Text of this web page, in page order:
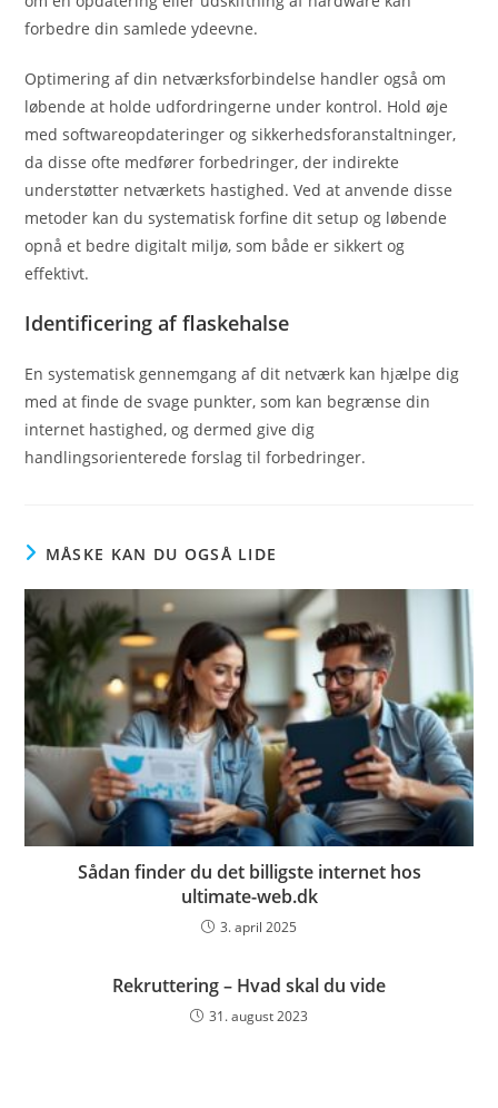
forbedre din samlede ydeevne.
Optimering af din netværksforbindelse handler også om
løbende at holde udfordringerne under kontrol. Hold øje
med softwareopdateringer og sikkerhedsforanstaltninger,
da disse ofte medfører forbedringer, der indirekte
understøtter netværkets hastighed. Ved at anvende disse
metoder kan du systematisk forfine dit setup og løbende
opnå et bedre digitalt miljø, som både er sikkert og
effektivt.
Identificering af flaskehalse
En systematisk gennemgang af dit netværk kan hjælpe dig
med at finde de svage punkter, som kan begrænse din
internet hastighed, og dermed give dig
handlingsorienterede forslag til forbedringer.
MÅSKE KAN DU OGSÅ LIDE
Sådan finder du det billigste internet hos
ultimate-web.dk
3. april 2025
Rekruttering – Hvad skal du vide
31. august 2023